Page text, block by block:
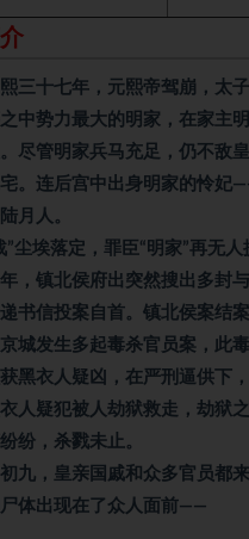
三十七年，元熙帝驾崩，太
中势力最大的明家，在家主
尽管明家兵马充足，仍不敌
宅。连后宫中出身明家的怜妃
月人。
”尘埃落定，罪臣“明家”再无人
，镇北侯府出突然搜出多封
书信投案自首。镇北侯案结
城发生多起毒杀官员案，此
黑衣人疑凶，在严刑逼供下
人疑犯被人劫狱救走，劫狱
纷，杀戮未止。
九，皇亲国戚和众多官员都
体出现在了众人面前——